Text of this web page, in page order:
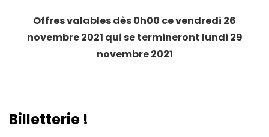
Offres valables dès 0h00 ce vendredi 26
novembre 2021 qui se termineront lundi 29
novembre 2021
Billetterie !